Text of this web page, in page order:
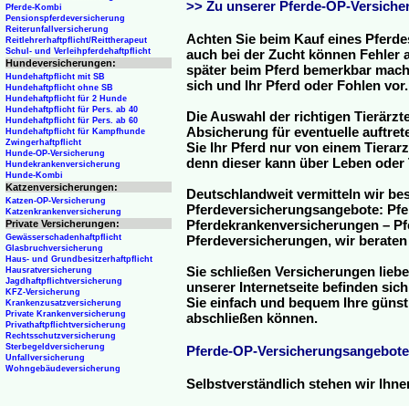
>> Zu unserer Pferde-OP-
Achten Sie beim Kauf eines
auch bei der Zucht können Fehler
später beim Pferd bemerkbar
sich und Ihr Pferd oder Fohlen vor.
Die Auswahl der richtigen
Absicherung für eventuelle
Sie Ihr Pferd nur von einem
denn dieser kann über Leben
Deutschlandweit vermitteln wir
Pferdeversicherungsangebote:
Pferdekrankenversicherungen –
Pferdeversicherungen, wir
Sie schließen Versicherungen
unserer Internetseite befinden
Sie einfach und bequem Ihre
abschließen können.
Pferde-OP-Versicherungsangebote
Selbstverständlich stehen wir
Pferde-Kombi
Pensionspferdeversicherung
Reiterunfallversicherung
Reitlehrerhaftpflicht/Reittherapeut
Schul- und Verleihpferdehaftpflicht
Hundeversicherungen:
Hundehaftpflicht mit SB
Hundehaftpflicht ohne SB
Hundehaftpflicht für 2 Hunde
Hundehaftpflicht für Pers. ab 40
Hundehaftpflicht für Pers. ab 60
Hundehaftpflicht für Kampfhunde
Zwingerhaftpflicht
Hunde-OP-Versicherung
Hundekrankenversicherung
Hunde-Kombi
Katzenversicherungen:
Katzen-OP-Versicherung
Katzenkrankenversicherung
Private Versicherungen:
Gewässerschadenhaftpflicht
Glasbruchversicherung
Haus- und Grundbesitzerhaftpflicht
Hausratversicherung
Jagdhaftpflichtversicherung
KFZ-Versicherung
Krankenzusatzversicherung
Private Krankenversicherung
Privathaftpflichtversicherung
Rechtsschutzversicherung
Sterbegeldversicherung
Unfallversicherung
Wohngebäudeversicherung